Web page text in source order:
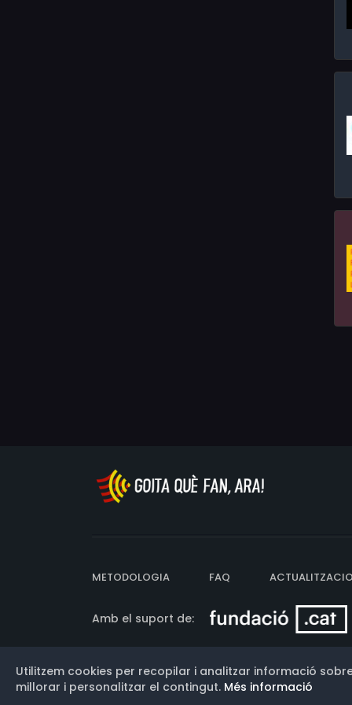
METODOLOGIA FAQ
Amb el suport de:
Versió: 3.13.0.202607011342
Utilitzem cookies per recopilar i analitzar informació
millorar i personalitzar el contingut. Més informació